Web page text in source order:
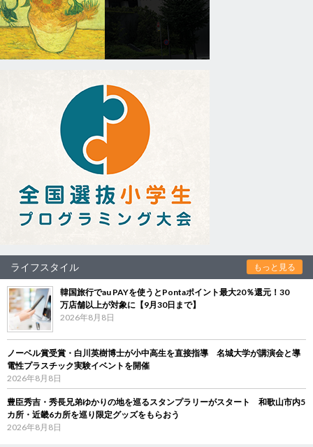
ライフスタイル もっと見る
韓国旅行でau PAYを使うとPontaポイント最大20％還元！30
万店舗以上が対象に【9月30日まで】
2026年8月8日
ノーベル賞受賞・白川英樹博士が小中高生を直接指導 名城大学が講演会と導
電性プラスチック実験イベントを開催
2026年8月8日
豊臣秀吉・秀長兄弟ゆかりの地を巡るスタンプラリーがスタート 和歌山市内5
カ所・近畿6カ所を巡り限定グッズをもらおう
2026年8月8日